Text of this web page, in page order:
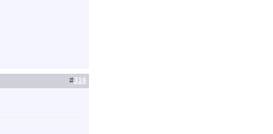
#316